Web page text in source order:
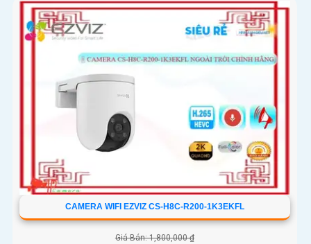
CAMERA WIFI EZVIZ CS-H8C-R200-1K3EKFL
Giá Bán: 1,800,000 ₫